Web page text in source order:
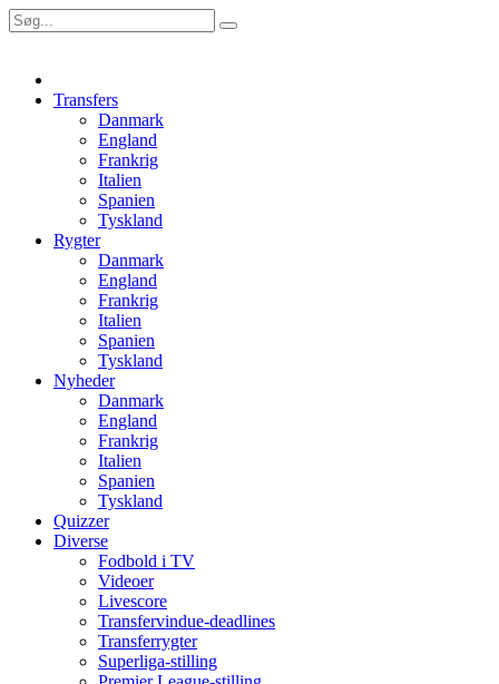
Transfers
Danmark
England
Frankrig
Italien
Spanien
Tyskland
Rygter
Danmark
England
Frankrig
Italien
Spanien
Tyskland
Nyheder
Danmark
England
Frankrig
Italien
Spanien
Tyskland
Quizzer
Diverse
Fodbold i TV
Videoer
Livescore
Transfervindue-deadlines
Transferrygter
Superliga-stilling